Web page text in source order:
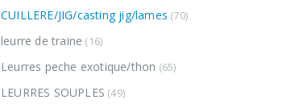
CUILLERE/JIG/casting jig/lames (70)
leurre de traine (16)
Leurres peche exotique/thon (65)
LEURRES SOUPLES (49)